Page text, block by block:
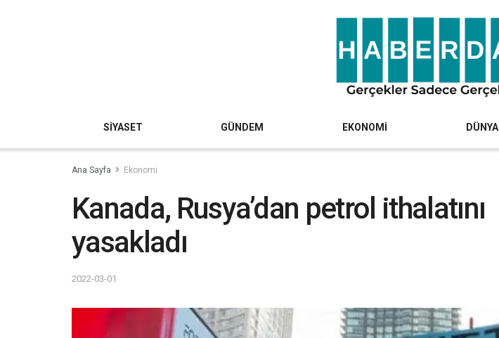
SİYASET GÜNDEM EKONOMİ DÜNYA
Ana Sayfa Ekonomi
Kanada, Rusya’dan petrol ithalatını
yasakladı
2022-03-01